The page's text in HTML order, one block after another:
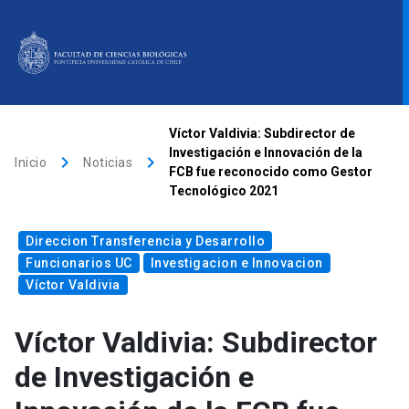
Biblioteca launch Donaciones launch Mi portal UC
search
Quiénes somos
Inicio keyboard_arrow_right Noticias keyboard_arrow_right
Víctor Valdivia: Subdirector de
Investigación e Innovación de la
FCB fue reconocido como Gestor
Tecnológico 2021
Direccion Transferencia y Desarrollo
Funcionarios UC
Investigacion e Innovacion
Víctor Valdivia
Víctor Valdivia: Subdirector
de Investigación e